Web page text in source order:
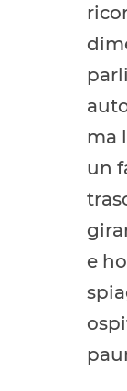
ma
un
e